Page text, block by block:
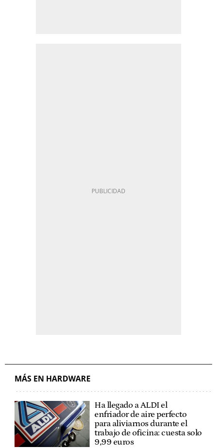
MÁS EN HARDWARE
Ha llegado a ALDI el
enfriador de aire perfecto
para aliviarnos durante el
trabajo de oficina: cuesta solo
9,99 euros